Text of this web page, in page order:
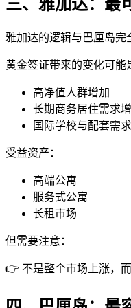
三、雅加达：最
雅加达的逻辑与巴厘岛完
黄金签证带来的变化可能
高净值人群增加
长期商务居住需求
国际学校与配套需
受益资产：
高端公寓
服务式公寓
长租市场
但需要注意：
👉 不是整个市场上涨，